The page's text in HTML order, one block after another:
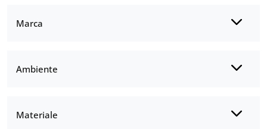
Marca
Ambiente
Materiale